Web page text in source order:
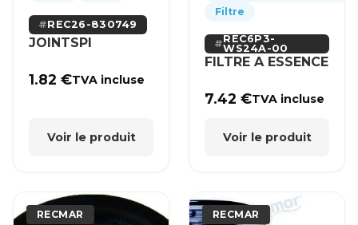
REC26-830749
JOINTSPI
1.82€TVA incluse
Voir le produit
Filtre
REC6P3-
WS24A-00
FILTRE A ESSENCE
7.42€TVA incluse
Voir le produit
RECMAR RECMAR